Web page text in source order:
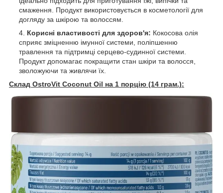
смаження. Продукт використовується в косметології для
догляду за шкірою та волоссям.
Корисні властивості для здоров'я: Кокосова олія
сприяє зміцненню імунної системи, поліпшенню
травлення та підтримці серцево-судинної системи.
Продукт допомагає покращити стан шкіри та волосся,
зволожуючи та живлячи їх.
Склад OstroVit Coconut Oil на 1 порцію (14 грам.):